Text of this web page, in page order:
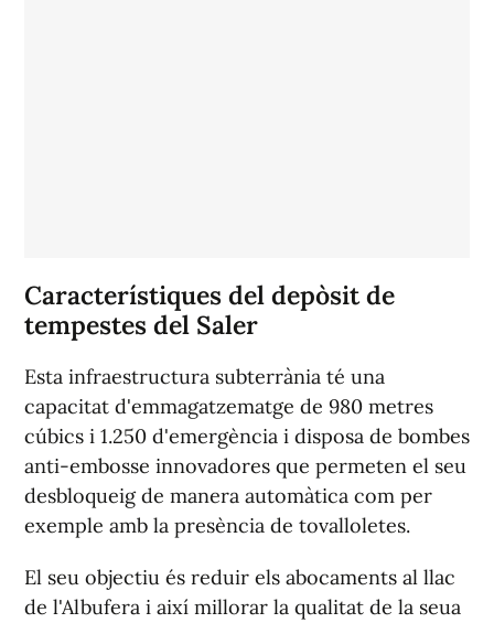
Característiques del depòsit de
tempestes del Saler
Esta infraestructura subterrània té una
capacitat d'emmagatzematge de 980 metres
cúbics i 1.250 d'emergència i disposa de bombes
anti-embosse innovadores que permeten el seu
desbloqueig de manera automàtica com per
exemple amb la presència de tovalloletes.
El seu objectiu és reduir els abocaments al llac
de l'Albufera i així millorar la qualitat de la seua